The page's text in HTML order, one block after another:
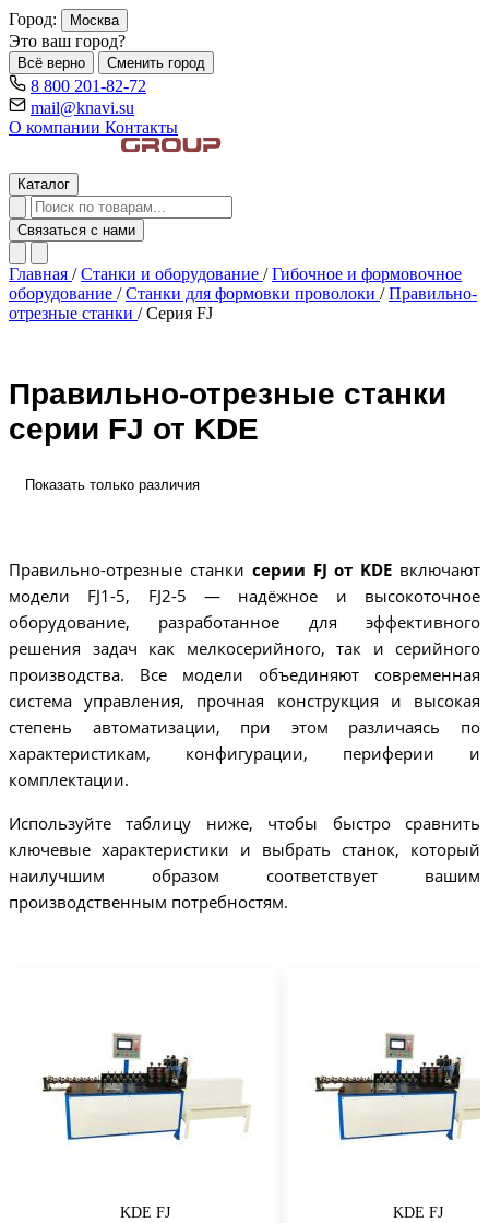
Город: Москва
Это ваш город?
Всё верно Сменить город
8 800 201-82-72
mail@knavi.su
О компании Контакты
Каталог
Связаться с нами
Главная / Станки и оборудование / Гибочное и формовочное
оборудование / Станки для формовки проволоки / Правильно-
отрезные станки / Серия FJ
Правильно-отрезные станки
серии FJ от KDE
Показать только различия
Правильно-отрезные станки серии FJ от KDE включают
модели FJ1-5, FJ2-5 — надёжное и высокоточное
оборудование, разработанное для эффективного
решения задач как мелкосерийного, так и серийного
производства. Все модели объединяют современная
система управления, прочная конструкция и высокая
степень автоматизации, при этом различаясь по
характеристикам, конфигурации, периферии и
комплектации.
Используйте таблицу ниже, чтобы быстро сравнить
ключевые характеристики и выбрать станок, который
наилучшим образом соответствует вашим
производственным потребностям.
KDE FJ KDE FJ